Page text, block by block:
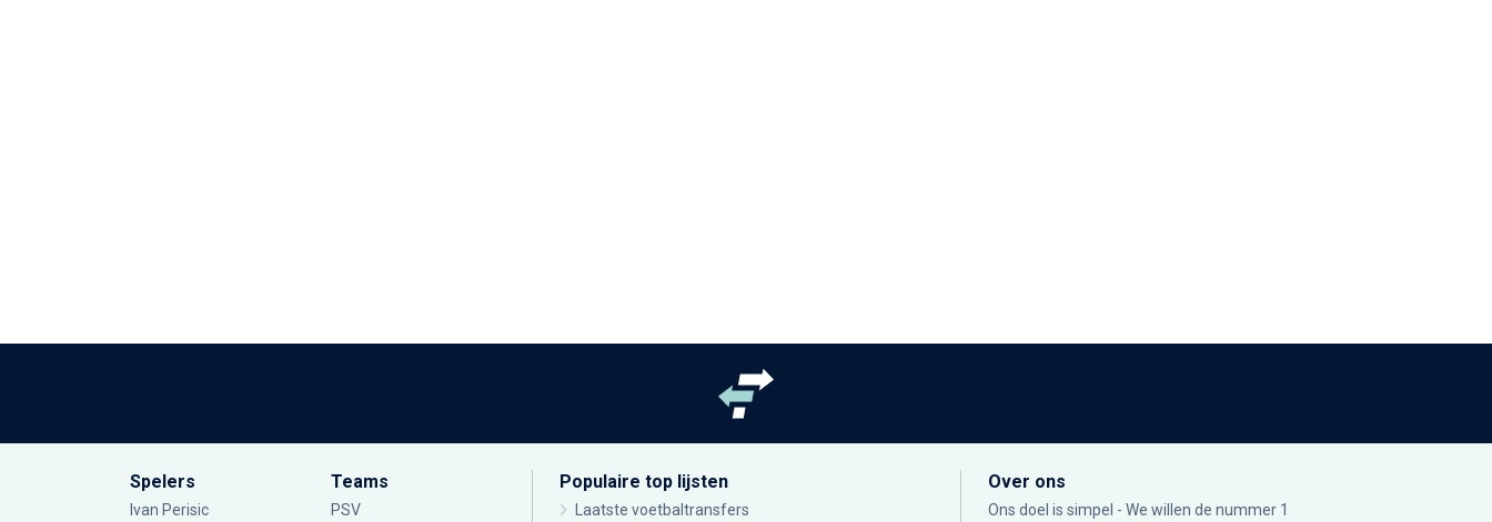
Spelers
Ivan Perisic
Teams
PSV
Populaire top lijsten
Laatste voetbaltransfers
Over ons
Ons doel is simpel - We willen de nummer 1